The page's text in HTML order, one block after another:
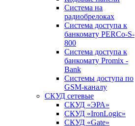
Система на
радиобрелоках
Система доступа к
банкомату PERCo-S-
800
Система доступа к
банкомату Promix -
Bank
Системы доступа по
GSM-каналу
СКУД сетевые
СКУД «ЭРА»
СКУД «IronLogic»
СКУД «Gate»